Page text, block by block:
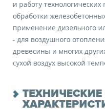
и работу
обработки
применение дизельного
- для воздушного
древесины и многих
сухой воздух высокой
ТЕХНИЧЕСКИЕ